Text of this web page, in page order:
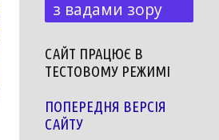
з вадами зору
САЙТ ПРАЦЮЄ В
ТЕСТОВОМУ РЕЖИМІ
ПОПЕРЕДНЯ ВЕРСІЯ
САЙТУ